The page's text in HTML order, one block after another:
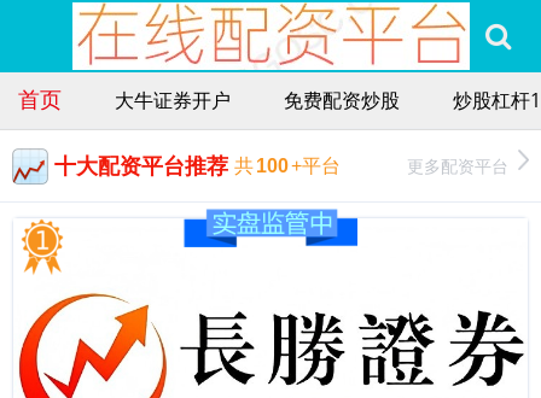
首页 大牛证券开户 免费配资炒股 炒股杠杆
十大配资平台推荐 共100+平台 更多配资平台